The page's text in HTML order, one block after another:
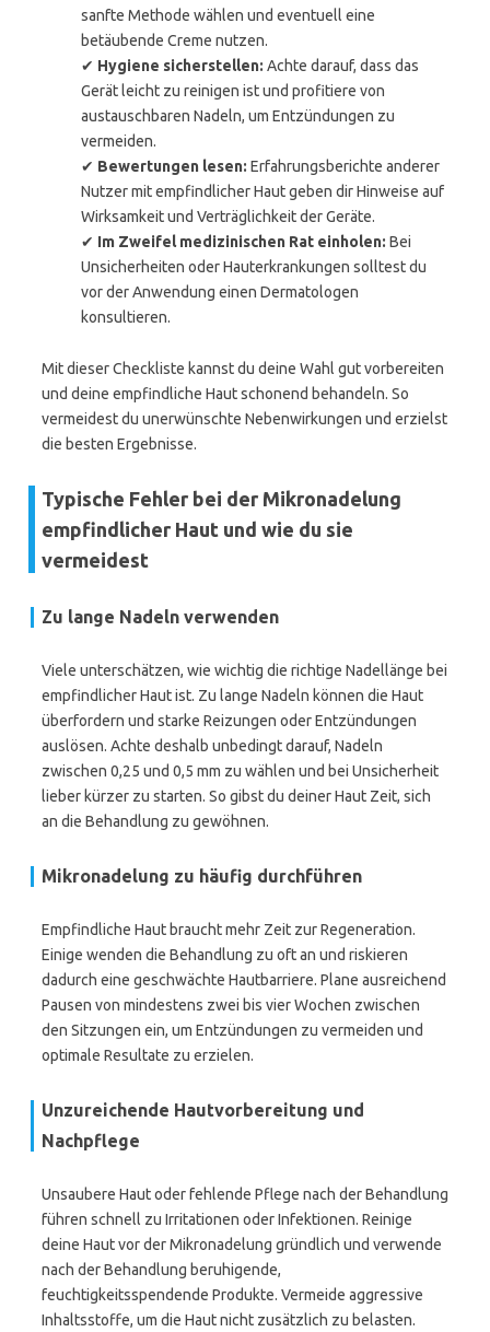
sanfte Methode wählen und eventuell eine
betäubende Creme nutzen.
✔ Hygiene sicherstellen: Achte darauf, dass das
Gerät leicht zu reinigen ist und profitiere von
austauschbaren Nadeln, um Entzündungen zu
vermeiden.
✔ Bewertungen lesen: Erfahrungsberichte anderer
Nutzer mit empfindlicher Haut geben dir Hinweise auf
Wirksamkeit und Verträglichkeit der Geräte.
✔ Im Zweifel medizinischen Rat einholen: Bei
Unsicherheiten oder Hauterkrankungen solltest du
vor der Anwendung einen Dermatologen
konsultieren.
Mit dieser Checkliste kannst du deine Wahl gut vorbereiten
und deine empfindliche Haut schonend behandeln. So
vermeidest du unerwünschte Nebenwirkungen und erzielst
die besten Ergebnisse.
Typische Fehler bei der Mikronadelung
empfindlicher Haut und wie du sie
vermeidest
Zu lange Nadeln verwenden
Viele unterschätzen, wie wichtig die richtige Nadellänge bei
empfindlicher Haut ist. Zu lange Nadeln können die Haut
überfordern und starke Reizungen oder Entzündungen
auslösen. Achte deshalb unbedingt darauf, Nadeln
zwischen 0,25 und 0,5 mm zu wählen und bei Unsicherheit
lieber kürzer zu starten. So gibst du deiner Haut Zeit, sich
an die Behandlung zu gewöhnen.
Mikronadelung zu häufig durchführen
Empfindliche Haut braucht mehr Zeit zur Regeneration.
Einige wenden die Behandlung zu oft an und riskieren
dadurch eine geschwächte Hautbarriere. Plane ausreichend
Pausen von mindestens zwei bis vier Wochen zwischen
den Sitzungen ein, um Entzündungen zu vermeiden und
optimale Resultate zu erzielen.
Unzureichende Hautvorbereitung und
Nachpflege
Unsaubere Haut oder fehlende Pflege nach der Behandlung
führen schnell zu Irritationen oder Infektionen. Reinige
deine Haut vor der Mikronadelung gründlich und verwende
nach der Behandlung beruhigende,
feuchtigkeitsspendende Produkte. Vermeide aggressive
Inhaltsstoffe, um die Haut nicht zusätzlich zu belasten.